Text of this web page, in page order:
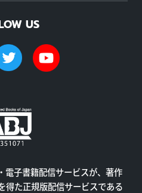
US
電子書籍配信サービスが、著作
得た正規版配信サービスである